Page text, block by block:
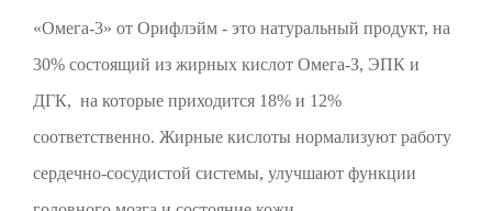
«Омега-3» от Орифлэйм - это натуральный продукт, на
30% состоящий из жирных кислот Омега-З, ЭПК и
ДГК, на которые приходится 18% и 12%
соответственно. Жирные кислоты нормализуют работу
сердечно-сосудистой системы, улучшают функции